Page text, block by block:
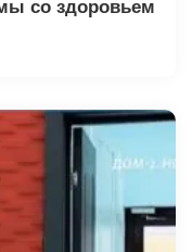
со здоровьем